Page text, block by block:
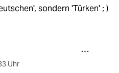
sondern 'Türken' ; )
Uhr